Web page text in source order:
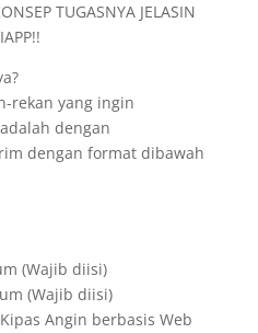
TUGASNYA JELASIN
rekan yang ingin
dengan
dengan format dibawah
(Wajib diisi)
(Wajib diisi)
Angin berbasis Web